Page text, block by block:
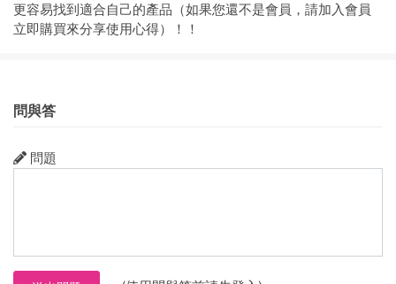
更容易找到適合自己的產品（如果您還不是會員，請加入會員
立即購買來分享使用心得）！！
問與答
問題